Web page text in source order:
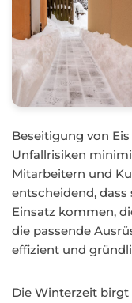
Beseitigung von
Unfallrisiken
Mitarbeitern und
entscheidend,
Einsatz kommen,
die passende
effizient und
Die Winterzeit